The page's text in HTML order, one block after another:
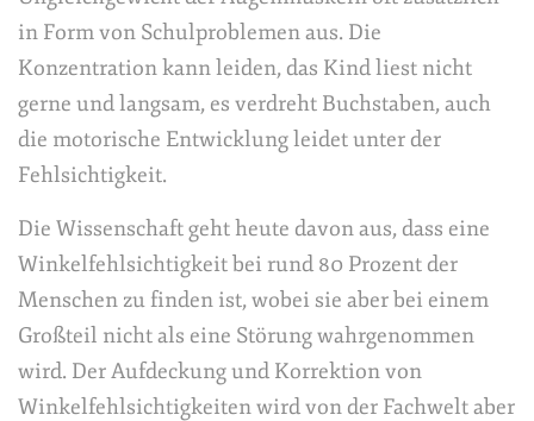
in Form von Schulproblemen aus. Die
Konzentration kann leiden, das Kind liest nicht
gerne und langsam, es verdreht Buchstaben, auch
die motorische Entwicklung leidet unter der
Fehlsichtigkeit.
Die Wissenschaft geht heute davon aus, dass eine
Winkelfehlsichtigkeit bei rund 80 Prozent der
Menschen zu finden ist, wobei sie aber bei einem
Großteil nicht als eine Störung wahrgenommen
wird. Der Aufdeckung und Korrektion von
Winkelfehlsichtigkeiten wird von der Fachwelt aber